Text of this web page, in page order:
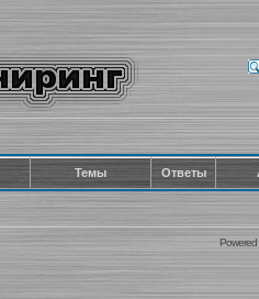
Темы Ответы